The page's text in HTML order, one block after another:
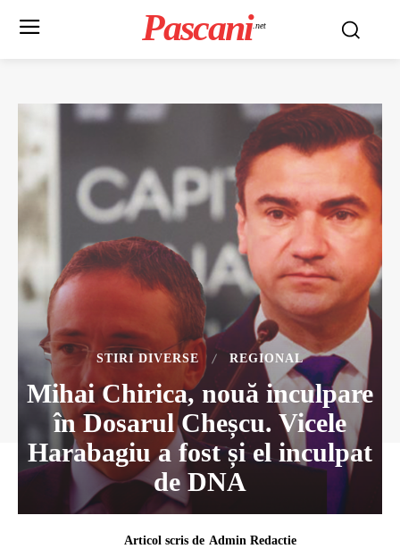
Pascani .net
STIRI DIVERSE REGIONAL
Mihai Chirica, nouă inculpare
în Dosarul Cheșcu. Vicele
Harabagiu a fost și el inculpat
de DNA
Articol scris de Admin Redactie